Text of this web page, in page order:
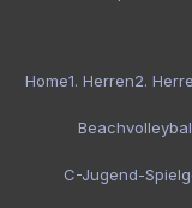
Home1. Herren2.
C-Jugend-